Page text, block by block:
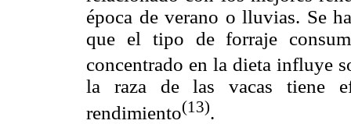
época de verano o lluvias. Se
que el tipo de forraje
concentrado en la dieta influye
la raza de las vacas tiene
rendimiento(13).